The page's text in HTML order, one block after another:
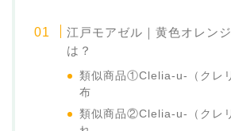
江戸モアゼル｜黄色オレン
は？
類似商品①Clelia-u-（クレ
布
類似商品②Clelia-u-（クレ